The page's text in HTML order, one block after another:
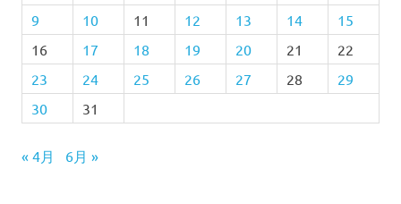
9
10 11 12 13 14
15
16
17 18 19 20 21
22
23
24 25 26 27 28
29
30
31
« 4月 6月 »